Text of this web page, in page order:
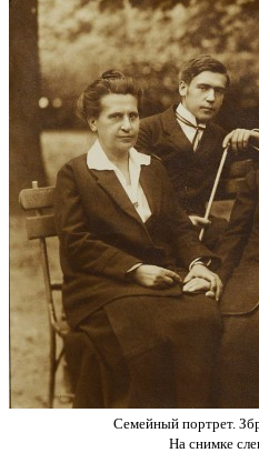
Семейный портрет.
На снимке